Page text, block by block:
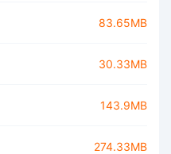
83.65MB
30.33MB
143.9MB
274.33MB